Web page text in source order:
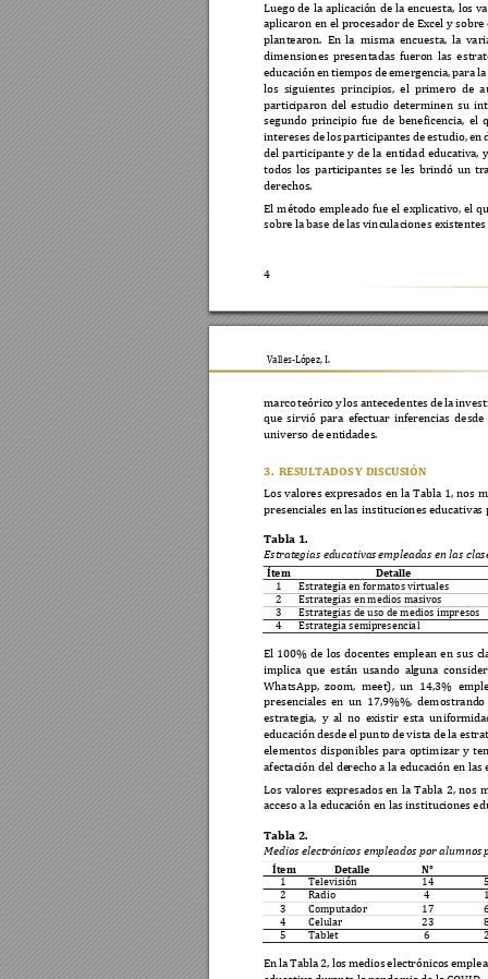
4
Luego de la aplicación de la encuesta, los
aplicaron en el procesador de Excel y sobre
plantearon. En la misma encuesta, la vari
dimensiones presentadas fueron las es
educación en tiempos de emergencia, para la
los siguientes principios, el primero de
participaron del estudio determinen su
segundo principio fue de beneficencia, el
intereses de los participantes de estudio, en
del participante y de la entidad educativa,
todos los participantes se les brindó un
derechos.
El método empleado fue el explicativo, el
sobre la base de las vinculaciones e
Valles-López, I.
marco teórico y los antecedentes de la
que sirvió para efectuar inferencias desde
universo de entidades.
3. RESULTADOS Y DISCUSIÓN
Los valores expresados en la Tabla 1, nos
presenciales en las instituciones educativas
Tabla 1.
Estrategias educativas empleadas en las
Ítem
Detalle
1
Estrategia en formatos virtuales
2
Estrategias en medios masivos
3
Estrategias de uso de medios impresos
4
Estrategia semipresencial
El 100% de los docentes emplean en sus
implica que están usando alguna
WhatsApp, zoom, meet), un 14,3%
presenciales en un 17,9%%, demostrando
estrategia, y al no existir esta uniformi
educación desde el punto de vista de la
elementos disponibles para optimizar y
afectación del derecho a la educación en las
Los valores expresados en la Tabla 2, nos
acceso a la educación en las instituciones
Tabla 2.
Medios electrónicos empleados por alumnos
Ítem Detalle
N°
1
Televisión 14
2
Radio 4
3
Computador 17
4
Celular 23
5
Tablet 6
En la Tabla 2, los medios electrónicos